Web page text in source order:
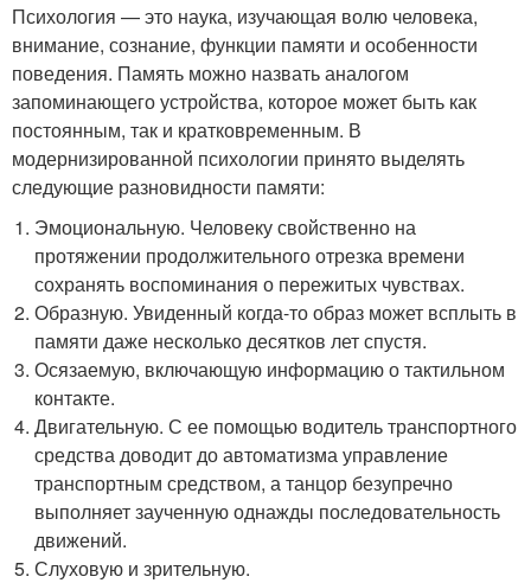
Психология — это наука, изучающая волю человека,
внимание, сознание, функции памяти и особенности
поведения. Память можно назвать аналогом
запоминающего устройства, которое может быть как
постоянным, так и кратковременным. В
модернизированной психологии принято выделять
следующие разновидности памяти:
Эмоциональную. Человеку свойственно на
протяжении продолжительного отрезка времени
сохранять воспоминания о пережитых чувствах.
Образную. Увиденный когда-то образ может всплыть в
памяти даже несколько десятков лет спустя.
Осязаемую, включающую информацию о тактильном
контакте.
Двигательную. С ее помощью водитель транспортного
средства доводит до автоматизма управление
транспортным средством, а танцор безупречно
выполняет заученную однажды последовательность
движений.
Слуховую и зрительную.